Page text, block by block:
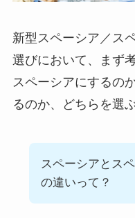
新型スペーシア／ス
選びにおいて、まず
スペーシアにするの
るのか、どちらを選
スペーシアとス
の違いって？